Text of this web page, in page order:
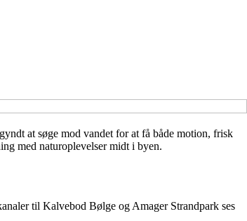
at søge mod vandet for at få både motion, frisk
med naturoplevelser midt i byen.
til Kalvebod Bølge og Amager Strandpark ses